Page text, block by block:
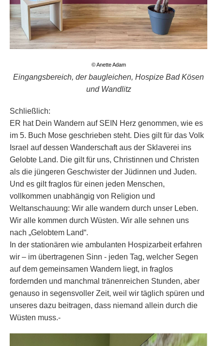
© Anette Adam
Eingangsbereich, der baugleichen, Hospize Bad Kösen
und Wandlitz
Schließlich:
ER hat Dein Wandern auf SEIN Herz genommen, wie es
im 5. Buch Mose geschrieben steht. Dies gilt für das Volk
Israel auf dessen Wanderschaft aus der Sklaverei ins
Gelobte Land. Die gilt für uns, Christinnen und Christen
als die jüngeren Geschwister der Jüdinnen und Juden.
Und es gilt fraglos für einen jeden Menschen,
vollkommen unabhängig von Religion und
Weltanschauung: Wir alle wandern durch unser Leben.
Wir alle kommen durch Wüsten. Wir alle sehnen uns
nach „Gelobtem Land“.
In der stationären wie ambulanten Hospizarbeit erfahren
wir – im übertragenen Sinn - jeden Tag, welcher Segen
auf dem gemeinsamen Wandern liegt, in fraglos
fordernden und manchmal tränenreichen Stunden, aber
genauso in segensvoller Zeit, weil wir täglich spüren und
unseres dazu beitragen, dass niemand allein durch die
Wüsten muss.-